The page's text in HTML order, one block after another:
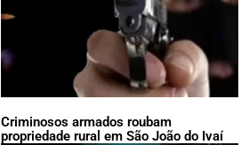
Criminosos armados roubam
propriedade rural em São João do Ivaí